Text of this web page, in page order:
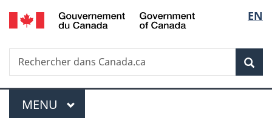
Passer
au
des
Passer
au
principal
Passer
à
Au
du
Passer
à
version
simplifiée
de
la
EN
Recherche
Rechercher
dans
Menu
MENU PRINCIPAL